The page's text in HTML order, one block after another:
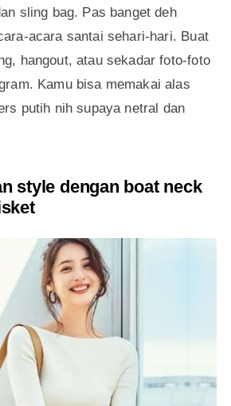
sling bag. Pas banget deh
acara santai sehari-hari. Buat
hangout, atau sekadar foto-foto
Kamu bisa memakai alas
putih nih supaya netral dan
style dengan boat neck